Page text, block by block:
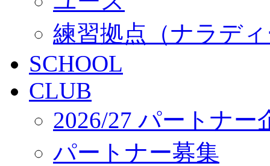
練習拠点（ナラデ
SCHOOL
CLUB
2026/27 パートナー
パートナー募集